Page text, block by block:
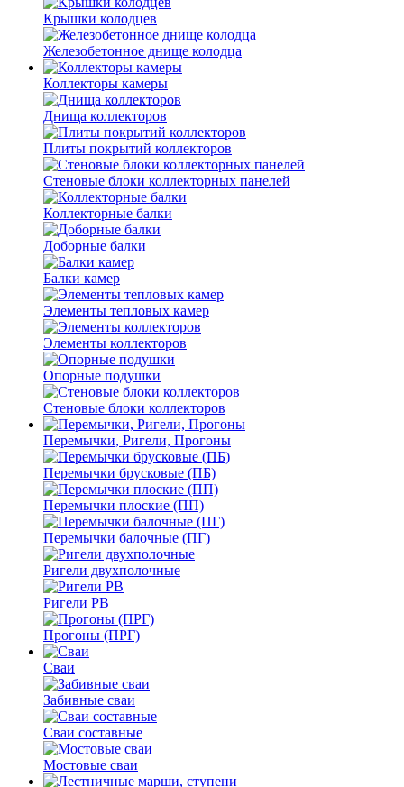
Крышки колодцев
Железобетонное днище колодца
Коллекторы камеры
Днища коллекторов
Плиты покрытий коллекторов
Стеновые блоки коллекторных панелей
Коллекторные балки
Доборные балки
Балки камер
Элементы тепловых камер
Элементы коллекторов
Опорные подушки
Стеновые блоки коллекторов
Перемычки, Ригели, Прогоны
Перемычки брусковые (ПБ)
Перемычки плоские (ПП)
Перемычки балочные (ПГ)
Ригели двухполочные
Ригели РВ
Прогоны (ПРГ)
Сваи
Забивные сваи
Сваи составные
Мостовые сваи